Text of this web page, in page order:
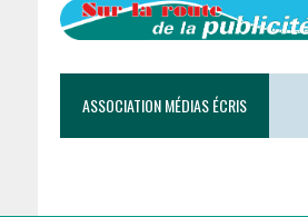
ASSOCIATION MÉDIAS ÉCRIS